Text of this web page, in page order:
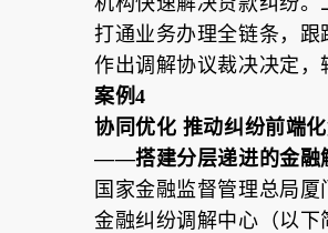
打通业务办理全链条，
作出调解协议裁决决定
案例4
协同优化 推动纠纷前端
——搭建分层递进的金融
国家金融监督管理总局
金融纠纷调解中心（以